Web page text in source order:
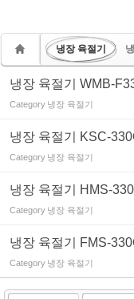
냉장 육절기
냉장 육절기 WMB-
Category 냉장 육절기
냉장 육절기 KSC-
Category 냉장 육절기
냉장 육절기 HMS-
Category 냉장 육절기
냉장 육절기 FMS-
Category 냉장 육절기